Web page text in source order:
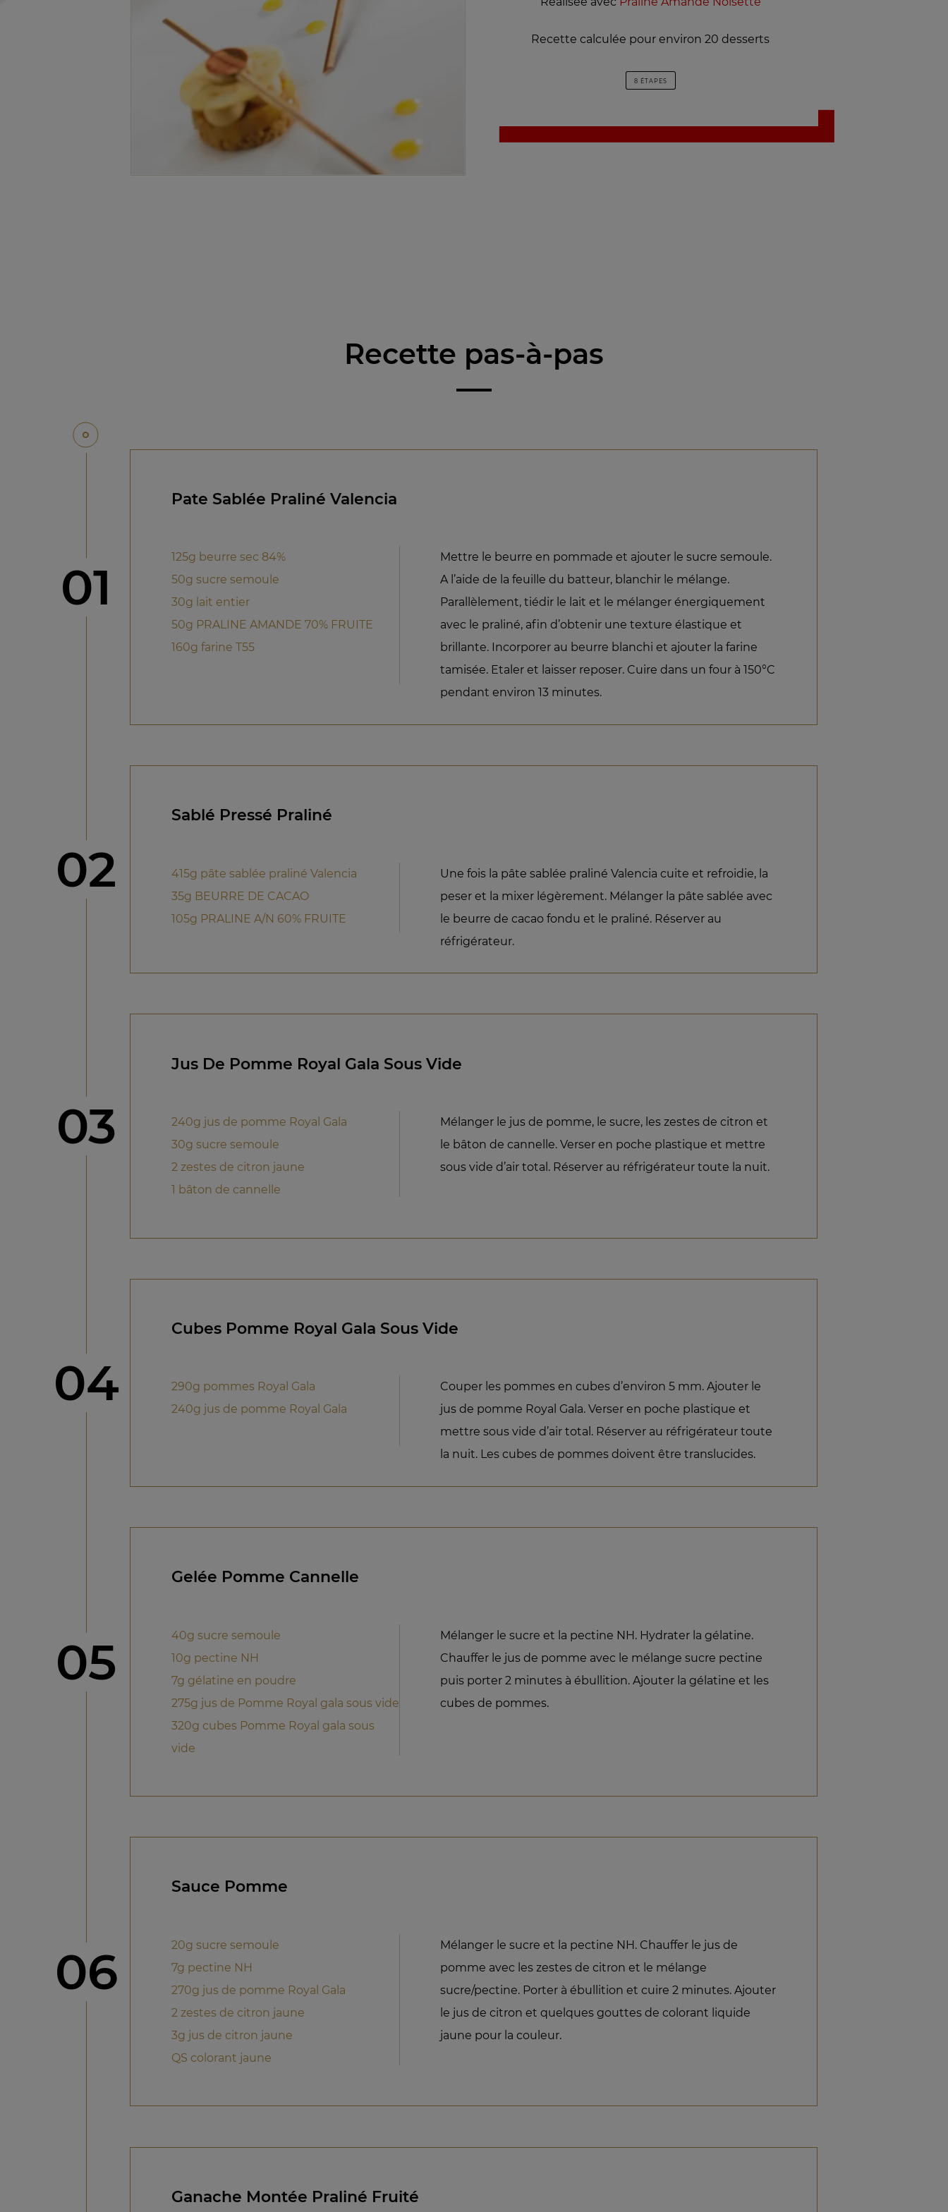
Recette calculée pour environ 20 desserts
8 ÉTAPES
Recette pas-à-pas
étape
01
Pate Sablée Praliné Valencia
125g beurre sec 84%
50g sucre semoule
30g lait entier
50g PRALINE AMANDE 70% FRUITE
160g farine T55
Mettre le beurre en pommade et ajouter le sucre semoule.
A l’aide de la feuille du batteur, blanchir le mélange.
Parallèlement, tiédir le lait et le mélanger énergiquement
avec le praliné, afin d’obtenir une texture élastique et
brillante. Incorporer au beurre blanchi et ajouter la farine
tamisée. Etaler et laisser reposer. Cuire dans un four à 150°C
pendant environ 13 minutes.
étape
02
Sablé Pressé Praliné
415g pâte sablée praliné Valencia
35g BEURRE DE CACAO
105g PRALINE A/N 60% FRUITE
Une fois la pâte sablée praliné Valencia cuite et refroidie, la
peser et la mixer légèrement. Mélanger la pâte sablée avec
le beurre de cacao fondu et le praliné. Réserver au
réfrigérateur.
étape
03
Jus De Pomme Royal Gala Sous Vide
240g jus de pomme Royal Gala
30g sucre semoule
2 zestes de citron jaune
1 bâton de cannelle
Mélanger le jus de pomme, le sucre, les zestes de citron et
le bâton de cannelle. Verser en poche plastique et mettre
sous vide d’air total. Réserver au réfrigérateur toute la nuit.
étape
04
Cubes Pomme Royal Gala Sous Vide
290g pommes Royal Gala
240g jus de pomme Royal Gala
Couper les pommes en cubes d’environ 5 mm. Ajouter le
jus de pomme Royal Gala. Verser en poche plastique et
mettre sous vide d’air total. Réserver au réfrigérateur toute
la nuit. Les cubes de pommes doivent être translucides.
étape
05
Gelée Pomme Cannelle
40g sucre semoule
10g pectine NH
7g gélatine en poudre
275g jus de Pomme Royal gala sous vide
320g cubes Pomme Royal gala sous
vide
Mélanger le sucre et la pectine NH. Hydrater la gélatine.
Chauffer le jus de pomme avec le mélange sucre pectine
puis porter 2 minutes à ébullition. Ajouter la gélatine et les
cubes de pommes.
étape
06
Sauce Pomme
20g sucre semoule
7g pectine NH
270g jus de pomme Royal Gala
2 zestes de citron jaune
3g jus de citron jaune
QS colorant jaune
Mélanger le sucre et la pectine NH. Chauffer le jus de
pomme avec les zestes de citron et le mélange
sucre/pectine. Porter à ébullition et cuire 2 minutes. Ajouter
le jus de citron et quelques gouttes de colorant liquide
jaune pour la couleur.
Ganache Montée Praliné Fruité